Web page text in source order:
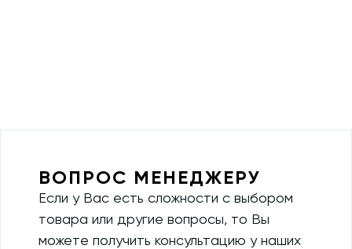
ВОПРОС МЕНЕДЖЕРУ
Если у Вас есть сложности с выбором
товара или другие вопросы, то Вы
можете получить консультацию у наших